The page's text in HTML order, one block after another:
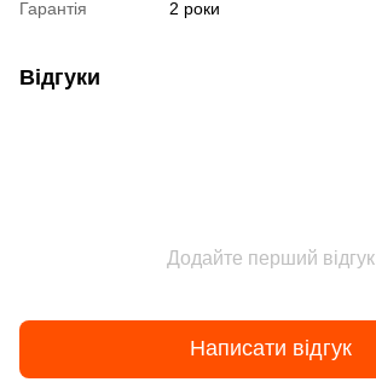
Гарантія
2 роки
Відгуки
Додайте перший відгук
Написати відгук